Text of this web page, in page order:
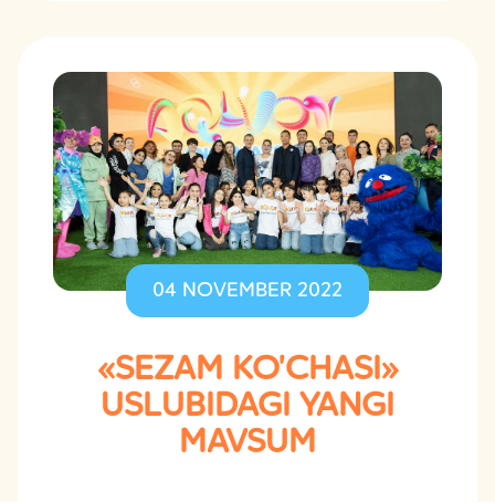
04 NOVEMBER 2022
«SEZAM KO'CHASI»
USLUBIDAGI YANGI
MAVSUM